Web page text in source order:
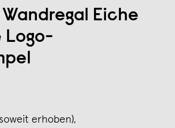
Eiche
Logo-
erhoben),